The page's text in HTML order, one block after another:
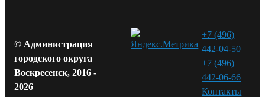
© Администрация
городского округа
Воскресенск, 2016 -
2026
+7 (496)
442-04-50
+7 (496)
442-06-66
Контакты⁠